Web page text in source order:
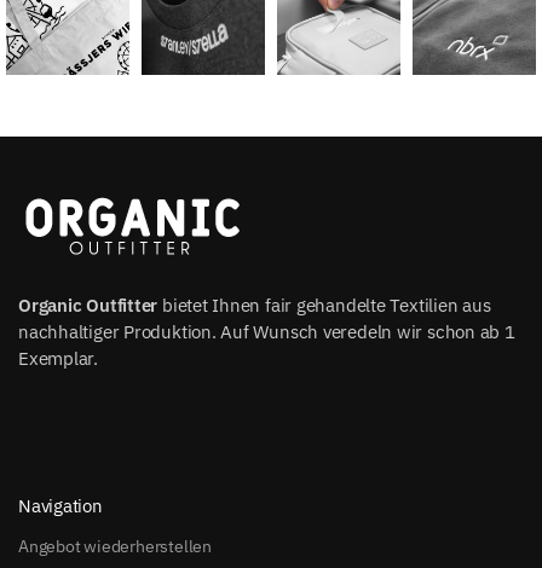
Organic Outfitter bietet Ihnen fair gehandelte Textilien aus
nachhaltiger Produktion. Auf Wunsch veredeln wir schon ab 1
Exemplar.
Navigation
Angebot wiederherstellen